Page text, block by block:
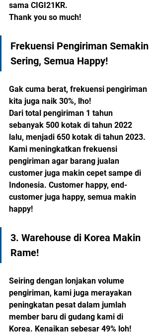
sama CIGI21KR.
Thank you so much!
Frekuensi Pengiriman Semakin
Sering, Semua Happy!
Gak cuma berat, frekuensi pengiriman
kita juga naik 30%, lho!
Dari total pengiriman 1 tahun
sebanyak 500 kotak di tahun 2022
lalu, menjadi 650 kotak di tahun 2023.
Kami meningkatkan frekuensi
pengiriman agar barang jualan
customer juga makin cepet sampe di
Indonesia. Customer happy, end-
customer juga happy, semua makin
happy!
3. Warehouse di Korea Makin
Rame!
Seiring dengan lonjakan volume
pengiriman, kami juga merayakan
peningkatan pesat dalam jumlah
member baru di gudang kami di
Korea. Kenaikan sebesar 49% loh!